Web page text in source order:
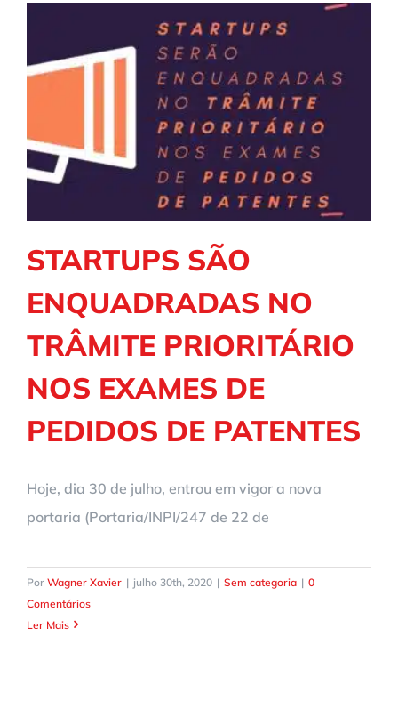
STARTUPS SÃO
ENQUADRADAS NO
TRÂMITE PRIORITÁRIO
NOS EXAMES DE
PEDIDOS DE PATENTES
Hoje, dia 30 de julho, entrou em vigor a nova
portaria (Portaria/INPI/247 de 22 de
Por Wagner Xavier | julho 30th, 2020 | Sem categoria | 0
Comentários
Ler Mais